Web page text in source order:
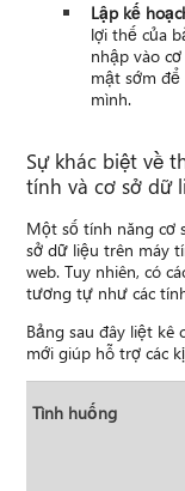
Lập kế
lợi thế của
nhập vào
mật sớm
mình.
Sự khác biệt về
tính và cơ sở dữ
Một số tính năng cơ
sở dữ liệu trên máy
web. Tuy nhiên, có
tương tự như các
Bảng sau đây liệt kê
mới giúp hỗ trợ các
Tình huống